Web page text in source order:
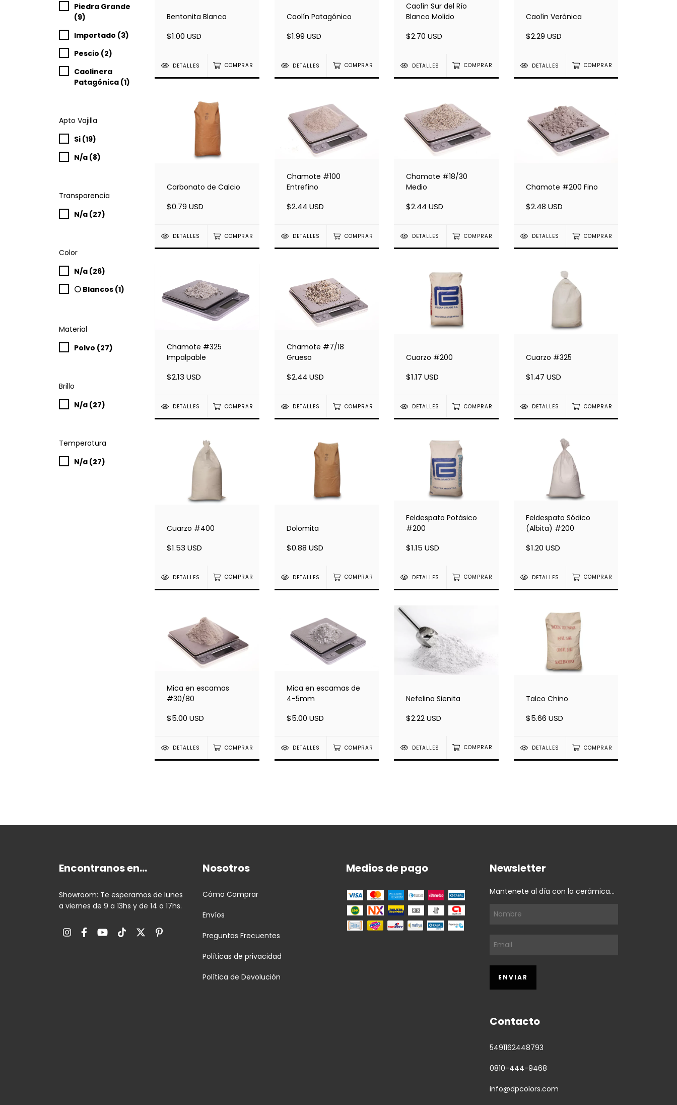
Piedra Grande
(9)
Importado (3)
Pescio (2)
Caolinera
Patagónica (1)
Apto Vajilla
Si (19)
N/a (8)
Transparencia
N/a (27)
Color
N/a (26)
⚪ Blancos (1)
Material
Polvo (27)
Brillo
N/a (27)
Temperatura
N/a (27)
Bentonita Blanca
$1.00 USD
DETALLES COMPRAR
Caolín Patagónico
$1.99 USD
DETALLES COMPRAR
Caolín Sur del Río
Blanco Molido
$2.70 USD
DETALLES COMPRAR
Caolín Verónica
$2.29 USD
DETALLES COMPRAR
Carbonato de Calcio
$0.79 USD
DETALLES COMPRAR
Chamote #100
Entrefino
$2.44 USD
DETALLES COMPRAR
Chamote #18/30
Medio
$2.44 USD
DETALLES COMPRAR
Chamote #200 Fino
$2.48 USD
DETALLES COMPRAR
Chamote #325
Impalpable
$2.13 USD
DETALLES COMPRAR
Chamote #7/18
Grueso
$2.44 USD
DETALLES COMPRAR
Cuarzo #200
$1.17 USD
DETALLES COMPRAR
Cuarzo #325
$1.47 USD
DETALLES COMPRAR
Cuarzo #400
$1.53 USD
DETALLES COMPRAR
Dolomita
$0.88 USD
DETALLES COMPRAR
Feldespato Potásico
#200
$1.15 USD
DETALLES COMPRAR
Feldespato Sódico
(Albita) #200
$1.20 USD
DETALLES COMPRAR
Mica en escamas
#30/80
$5.00 USD
DETALLES COMPRAR
Mica en escamas de
4-5mm
$5.00 USD
DETALLES COMPRAR
Nefelina Sienita
$2.22 USD
DETALLES COMPRAR
Talco Chino
$5.66 USD
DETALLES COMPRAR
Encontranos en...
Showroom: Te esperamos de lunes
a viernes de 9 a 13hs y de 14 a 17hs.
Nosotros
Cómo Comprar
Envíos
Preguntas Frecuentes
Políticas de privacidad
Política de Devolución
Medios de pago Newsletter
Mantenete al día con la cerámica...
Contacto
5491162448793
0810-444-9468
info@dpcolors.com